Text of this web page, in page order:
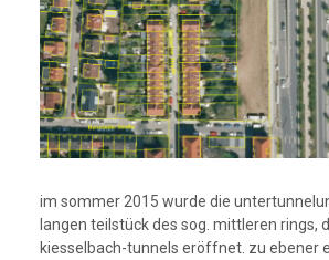
im sommer 2015 wurde die
langen teilstück des sog. mittleren rings,
kiesselbach-tunnels eröffnet. zu ebener